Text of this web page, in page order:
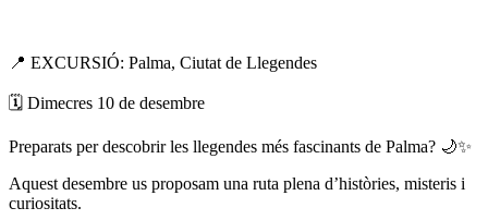
📍 EXCURSIÓ: Palma, Ciutat de Llegendes
🗓️ Dimecres 10 de desembre
Preparats per descobrir les llegendes més fascinants de Palma? 🌙✨
Aquest desembre us proposam una ruta plena d’històries, misteris i
curiositats.